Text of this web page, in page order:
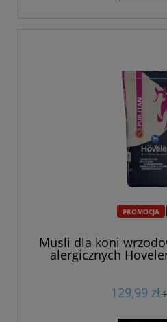
PROMOCJA
Musli dla koni
alergicznych
129,99 zł